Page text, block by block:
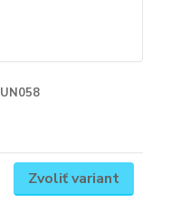
UN058
Zvoliť variant